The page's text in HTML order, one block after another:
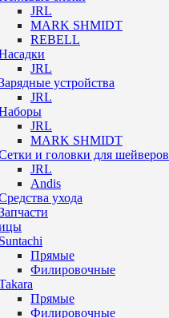
JRL
MARK SHMIDT
REBELL
JRL
устройства
JRL
JRL
MARK SHMIDT
и головки для шейверов
JRL
Andis
ухода
Suntachi
Прямые
Филировочные
Прямые
Филировочные